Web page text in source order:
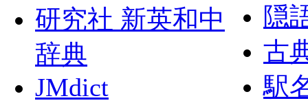
研究社 新英和中
辞典
JMdict
隠
古
駅